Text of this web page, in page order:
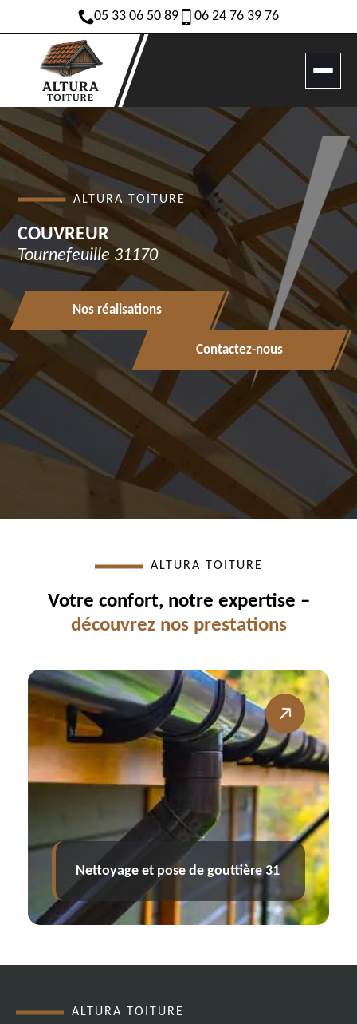
05 33 06 50 89 06 24 76 39 76
ALTURA TOITURE
Couvreur
Tournefeuille 31170
Nos réalisations
Contactez-nous
ALTURA TOITURE
Votre confort, notre expertise –
découvrez nos prestations
Charpentier 31
ALTURA TOITURE